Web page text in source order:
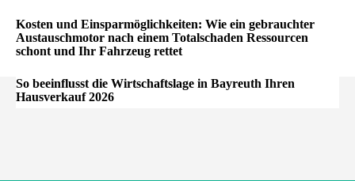
Kosten und Einsparmöglichkeiten: Wie ein gebrauchter
Austauschmotor nach einem Totalschaden Ressourcen
schont und Ihr Fahrzeug rettet
So beeinflusst die Wirtschaftslage in Bayreuth Ihren
Hausverkauf 2026